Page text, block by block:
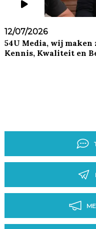
12/07/2026
54U Media, wij
Kennis, Kwaliteit en